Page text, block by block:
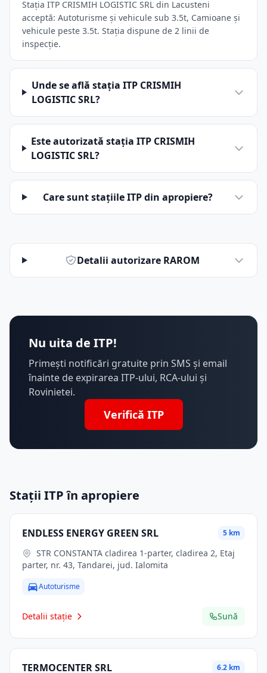
Stația ITP CRISMIH LOGISTIC SRL din Lacusteni
acceptă: Autoturisme și vehicule sub 3.5t, Camioane și
vehicule peste 3.5t. Stația dispune de 2 linii de
inspecție.
Unde se află stația ITP CRISMIH
LOGISTIC SRL?
Este autorizată stația ITP CRISMIH
LOGISTIC SRL?
Care sunt stațiile ITP din apropiere?
Detalii autorizare RAROM
Nu uita de ITP!
Primești notificări gratuite prin SMS și email
înainte de expirarea ITP-ului, RCA-ului și
Rovinietei.
Verifică ITP
Stații ITP în apropiere
ENDLESS ENERGY GREEN SRL 5 km
parter, nr. 43, Tandarei, jud. Ialomita
Autoturisme
Detalii stație Sună
TERMOCENTER SRL 6.2 km